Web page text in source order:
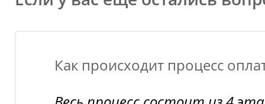
Как происходит процесс